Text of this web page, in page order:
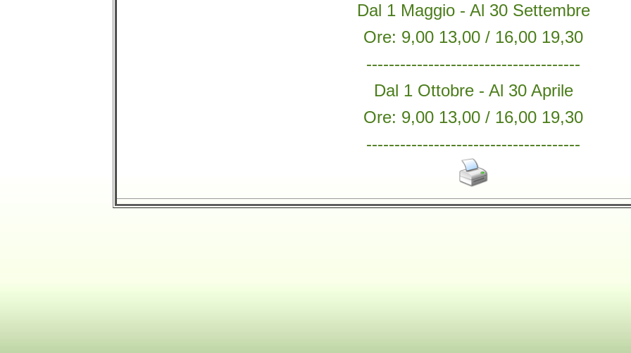
Dal 1 Maggio - Al 30 Settembre
Ore: 9,00 13,00 / 16,00 19,30
--------------------------------------
Dal 1 Ottobre - Al 30 Aprile
Ore: 9,00 13,00 / 16,00 19,30
--------------------------------------